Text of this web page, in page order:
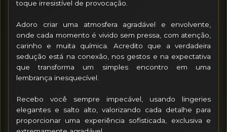
toque irresistível de provocação.
Adoro criar uma atmosfera agradável e envolvente,
onde cada momento é vivido sem pressa, com atenção,
carinho e muita química. Acredito que a verdadeira
sedução está na conexão, nos gestos e na expectativa
que transforma um simples encontro em uma
lembrança inesquecível.
Recebo você sempre impecável, usando lingeries
elegantes e salto alto, valorizando cada detalhe para
proporcionar uma experiência sofisticada, exclusiva e